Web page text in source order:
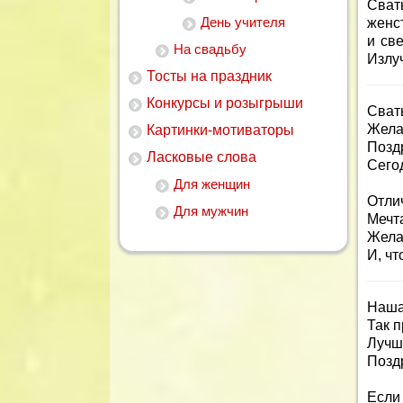
День учителя
На свадьбу
Тосты на праздник
Конкурсы и розыгрыши
Картинки-мотиваторы
Ласковые слова
Для женщин
Для мужчин
и
И,
Так
Если